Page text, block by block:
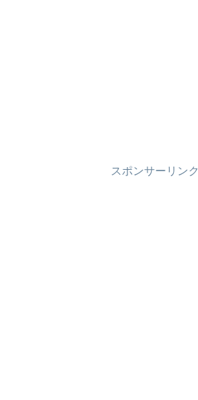
スポンサーリンク